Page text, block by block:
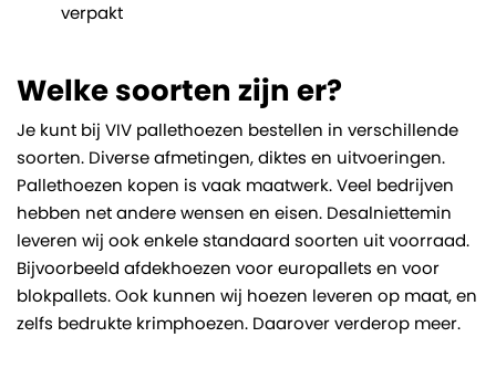
verpakt
Welke soorten zijn er?
Je kunt bij VIV pallethoezen bestellen in verschillende
soorten. Diverse afmetingen, diktes en uitvoeringen.
Pallethoezen kopen is vaak maatwerk. Veel bedrijven
hebben net andere wensen en eisen. Desalniettemin
leveren wij ook enkele standaard soorten uit voorraad.
Bijvoorbeeld afdekhoezen voor europallets en voor
blokpallets. Ook kunnen wij hoezen leveren op maat, en
zelfs bedrukte krimphoezen. Daarover verderop meer.